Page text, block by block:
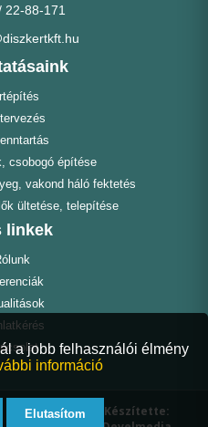
22-88-171
csobogó építése
vakond háló fektetés
ültetése, telepítése
linkek
Minden jog
Készítette:
a jobb felhasználói élmény
információ
Elutasítom